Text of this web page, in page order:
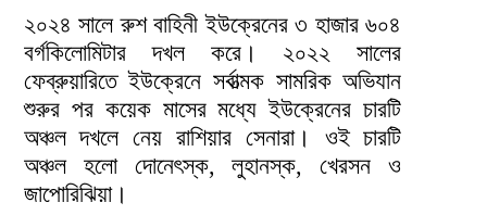
২০২৪ সালে রুশ বাহিনী ইউক্রেনের ৩ হাজার ৬০৪
বর্গকিলোমিটার দখল করে। ২০২২ সালের
ফেব্রুয়ারিতে ইউক্রেনে সর্বাত্মক সামরিক অভিযান
শুরুর পর কয়েক মাসের মধ্যে ইউক্রেনের চারটি
অঞ্চল দখলে নেয় রাশিয়ার সেনারা। ওই চারটি
অঞ্চল হলো দোনেৎস্ক, লুহানস্ক, খেরসন ও
জাপোরিঝিয়া।